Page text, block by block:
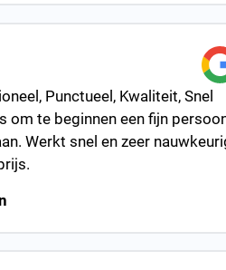
Punctueel, Kwaliteit, Snel
om te beginnen een fijn
Werkt snel en zeer